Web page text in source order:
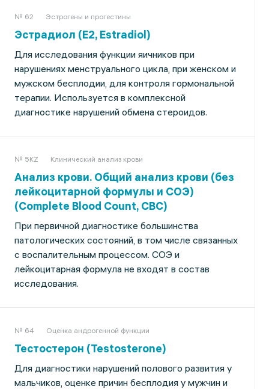
№ 62 Эстрогены и прогестины
Эстрадиол (E2, Estradiol)
Для исследования функции яичников при
нарушениях менструального цикла, при женском и
мужском бесплодии, для контроля гормональной
терапии. Используется в комплексной
диагностике нарушений обмена стероидов.
№ 5KZ Клинический анализ крови
Анализ крови. Общий анализ крови (без
лейкоцитарной формулы и СОЭ)
(Complete Blood Count, CBC)
При первичной диагностике большинства
патологических состояний, в том числе связанных
с воспалительным процессом. СОЭ и
лейкоцитарная формула не входят в состав
исследования.
№ 64 Оценка андрогенной функции
Тестостерон (Testosterone)
Для диагностики нарушений полового развития у
мальчиков, оценке причин бесплодия у мужчин и